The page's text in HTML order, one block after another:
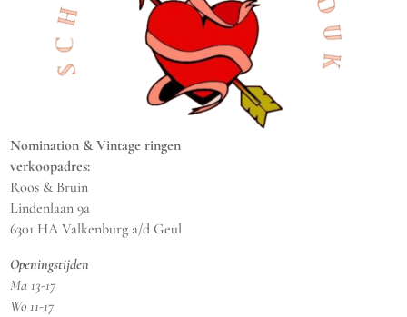
Nomination & Vintage ringen
verkoopadres:
Roos & Bruin
Lindenlaan 9a
6301 HA Valkenburg a/d Geul
Openingstijden
Ma 13-17
Wo 11-17